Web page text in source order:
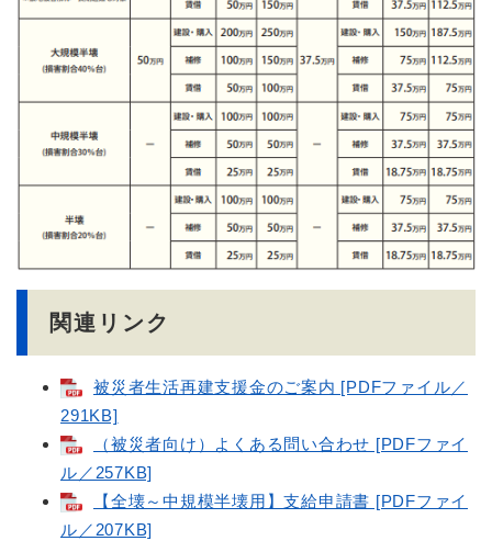
関連リンク
被災者生活再建支援金のご案内 [PDFファイル／
291KB]
（被災者向け）よくある問い合わせ [PDFファイ
ル／257KB]
【全壊～中規模半壊用】支給申請書 [PDFファイ
ル／207KB]